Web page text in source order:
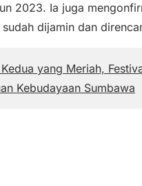
2023. Ia juga
dijamin dan
yang Meriah,
Kebudayaan Sumbawa